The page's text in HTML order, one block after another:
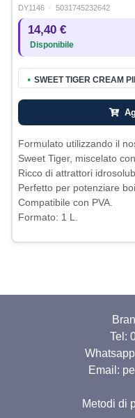
DY1146 · 5031745232642
14,40 €
Disponibile
● SWEET TIGER CREAM
Formulato utilizzando il
Sweet Tiger, miscelato
Ricco di attrattori
Perfetto per potenziare
Compatibile con PVA.
Formato: 1 L.
Tel:
Email:
Metodi di